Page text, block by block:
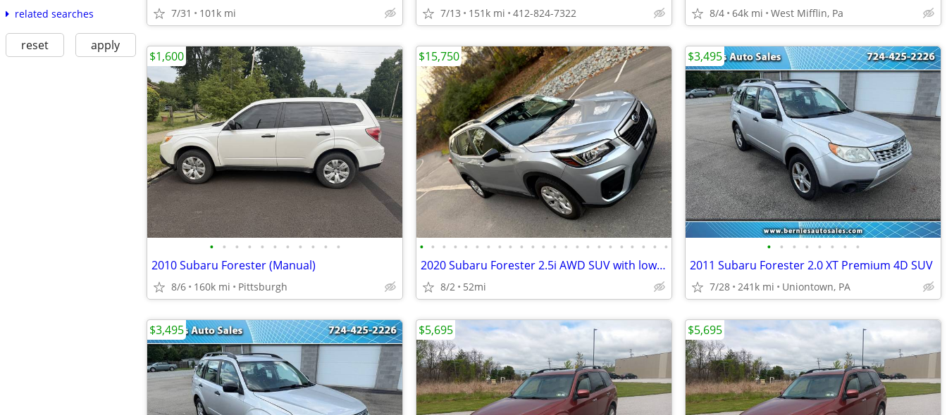
related searches
reset apply
7/31 101k mi 7/13 151k mi 412-824-7322 8/4 64k mi West Mifflin, Pa
• • • • • • • • • • •
2010 Subaru Forester (Manual)
8/6 160k mi Pittsburgh
$1,600
• • • • • • • • • • • • • • • • • • • • • • •
2020 Subaru Forester 2.5i AWD SUV with low 52k miles!
8/2 52mi
$15,750
• • • • • • • •
2011 Subaru Forester 2.0 XT Premium 4D SUV
7/28 241k mi Uniontown, PA
$3,495
$3,495 $5,695 $5,695